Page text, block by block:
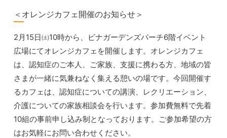
＜オレンジカフェ開催のお知らせ＞
2月15日㈯10時から、ビナガーデンズパーチ6階イベント
広場にてオレンジカフェを開催します。オレンジカフェ
は、認知症のご本人、ご家族、支援に携わる方、地域の皆
さまが一緒に気兼ねなく集える憩いの場です。今回開催す
るカフェは、認知症についての講演、レクリエーション、
介護についての家族相談会を行います。参加費無料で先着
10組の事前申し込み制となっております。ご参加希望の方
はお気軽にお問い合わせください。